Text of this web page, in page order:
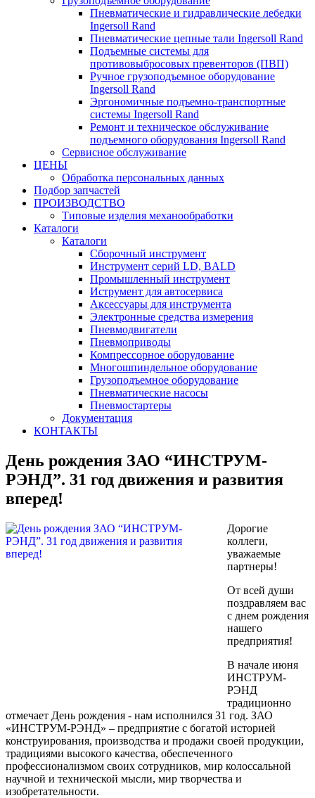
Пневматические и гидравлические лебедки
Ingersoll Rand
Пневматические цепные тали Ingersoll Rand
Подъемные системы для
противовыбросовых превенторов (ПВП)
Ручное грузоподъемное оборудование
Ingersoll Rand
Эргономичные подъемно-транспортные
системы Ingersoll Rand
Ремонт и техническое обслуживание
подъемного оборудования Ingersoll Rand
Сервисное обслуживание
ЦЕНЫ
Обработка персональных данных
Подбор запчастей
ПРОИЗВОДСТВО
Типовые изделия механообработки
Каталоги
Каталоги
Сборочный инструмент
Инструмент серий LD, BALD
Промышленный инструмент
Иструмент для автосервиса
Аксессуары для инструмента
Электронные средства измерения
Пневмодвигатели
Пневмоприводы
Компрессорное оборудование
Многошпиндельное оборудование
Грузоподъемное оборудование
Пневматические насосы
Пневмостартеры
Документация
КОНТАКТЫ
День рождения ЗАО “ИНСТРУМ-
РЭНД”. 31 год движения и развития
вперед!
Дорогие
коллеги,
уважаемые
партнеры!
От всей души
поздравляем вас
с днем рождения
нашего
предприятия!
В начале июня
ИНСТРУМ-
РЭНД
традиционно
отмечает День рождения - нам исполнился 31 год. ЗАО
«ИНСТРУМ-РЭНД» – предприятие с богатой историей
конструирования, производства и продажи своей продукции,
традициями высокого качества, обеспеченного
профессионализмом своих сотрудников, мир колоссальной
научной и технической мысли, мир творчества и
изобретательности.